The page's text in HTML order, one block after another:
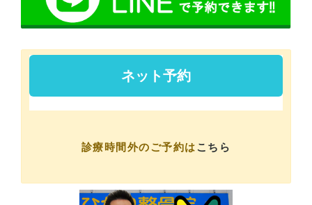
診療時間外のご予約はこちら